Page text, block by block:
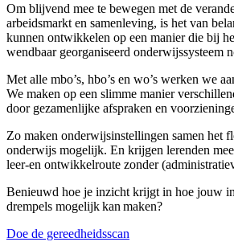
Om blijvend mee te bewegen met de
arbeidsmarkt en samenleving, is het van
kunnen ontwikkelen op een manier die bij
wendbaar georganiseerd onderwijssysteem
Met alle mbo’s, hbo’s en wo’s werken we
We maken op een slimme manier
door gezamenlijke afspraken en
Zo maken onderwijsinstellingen samen het
onderwijs mogelijk. En krijgen lerenden
leer-en ontwikkelroute zonder
Benieuwd hoe je inzicht krijgt in hoe jouw
drempels mogelijk kan maken?
Doe de gereedheidsscan